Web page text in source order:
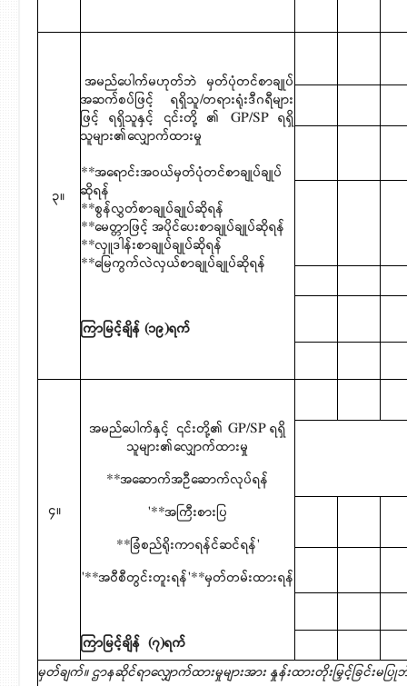
၃။
အမည်ပေါက်မဟုတ်ဘဲ မှတ်ပုံတင်စာချုပ်
အဆက်စပ်ဖြင့် ရရှိသူ/တရားရုံးဒီဂရီများ
ဖြင့် ရရှိသူနှင့် ၎င်းတို့ ၏ GP/SP ရရှိ
သူများ၏လျှောက်ထားမှု
**အရောင်းအဝယ်မှတ်ပုံတင်စာချုပ်ချုပ်
ဆိုရန်
**စွန်လွှတ်စာချုပ်ချုပ်ဆိုရန်
**မေတ္တာဖြင့် အပိုင်ပေးစာချုပ်ချုပ်ဆိုရန်
**လှူဒါန်းစာချုပ်ချုပ်ဆိုရန်
**မြေကွက်လဲလှယ်စာချုပ်ချုပ်ဆိုရန်
ကြာမြင့်ချိန် (၁၉)ရက်
၄။
အမည်ပေါက်နှင့် ၎င်းတို့၏ GP/SP ရရှိ
သူများ၏လျှောက်ထားမှု
**အဆောက်အဦဆောက်လုပ်ရန်
'**အကြီးစားပြ
**ခြံစည်ရိုးကာရန်င်ဆင်ရန်'
'**အဝီစီတွင်းတူးရန်'**မှတ်တမ်းထားရန်
ကြာမြင့်ချိန် (၇)ရက်
မှတ်ချက်။ ဌာနဆိုင်ရာလျှောက်ထားမှုများအား နှုန်းထားတိုးမြှင့်ခ